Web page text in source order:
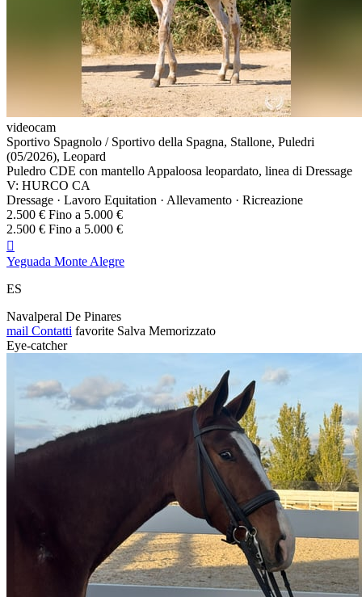
videocam
Sportivo Spagnolo / Sportivo della Spagna, Stallone, Puledri
(05/2026), Leopard
Puledro CDE con mantello Appaloosa leopardato, linea di Dressage
V: HURCO CA
Dressage · Lavoro Equitation · Allevamento · Ricreazione
2.500 € Fino a 5.000 €
2.500 € Fino a 5.000 €

Yeguada Monte Alegre
ES
Navalperal De Pinares
mail Contatti favorite Salva Memorizzato
Eye-catcher